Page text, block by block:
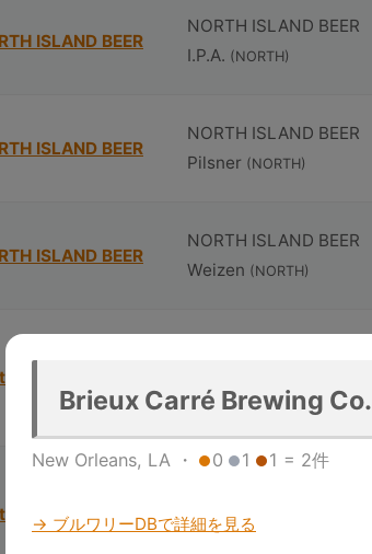
ISLAND BEER
NORTH ISLAND BEER
I.P.A. (NORTH)
ISLAND BEER
NORTH ISLAND BEER
Pilsner (NORTH)
ISLAND BEER
NORTH ISLAND BEER
Weizen (NORTH)
Sunset(huîtrière)
Fog(huîtrière)
Brieux Carré Brewing Co.
New Orleans, LA ・ 0 1 1 = 2件
→ ブルワリーDBで詳細を見る